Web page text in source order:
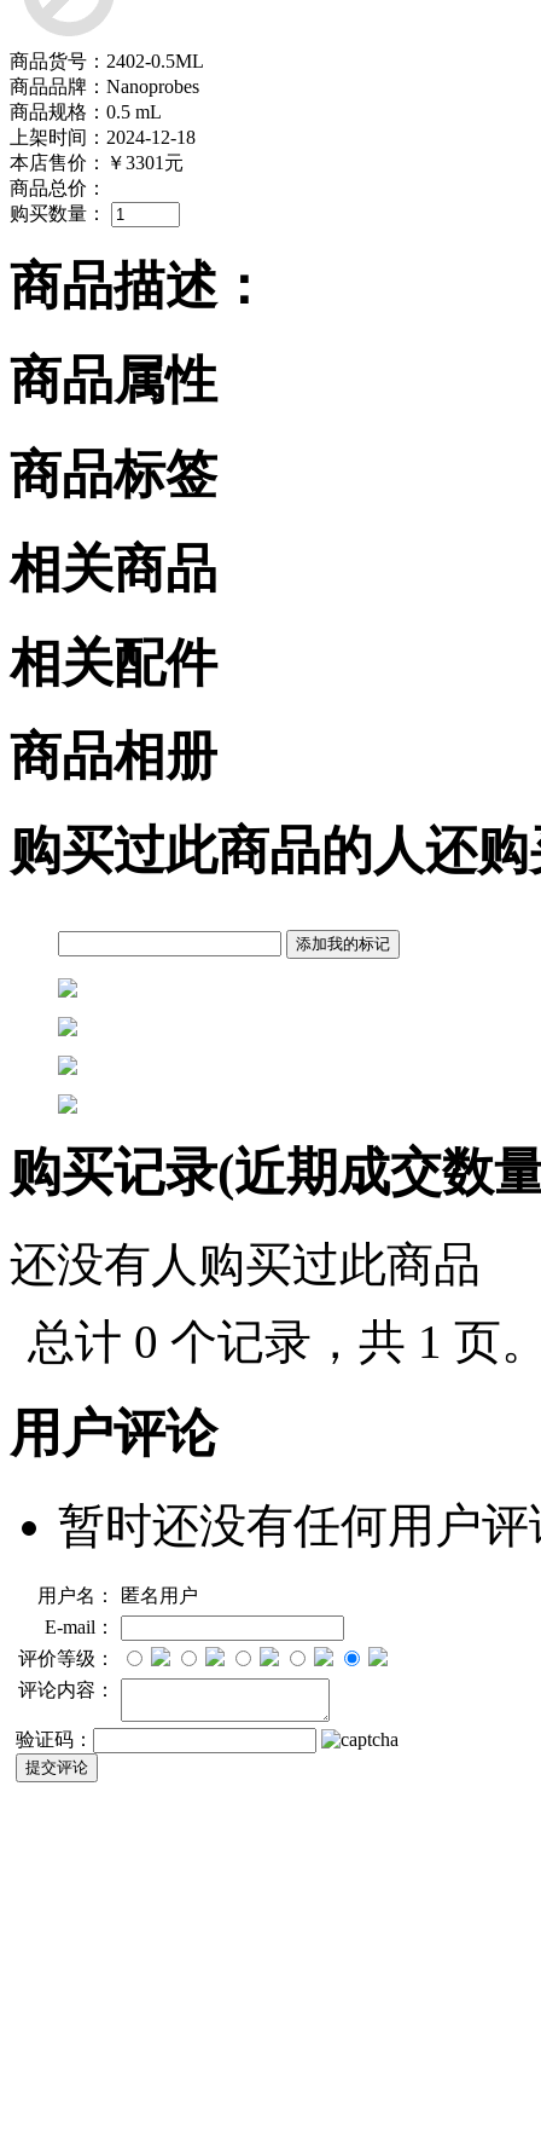
商品货号：2402-0.5ML
商品品牌：Nanoprobes
商品规格：0.5 mL
上架时间：2024-12-18
本店售价：
￥3301元
商品总价：
购买数量：
商品描述：
商品属性
商品标签
相关商品
相关配件
商品相册
购买过此商品的人还
购买记录(近期成交数
还没有人购买过此商品
总计 0 个记录，共 1 页
用户评论
暂时还没有任何用户评
用户名：
匿名用户
E-mail：
评价等级：
评论内容：
验证码：